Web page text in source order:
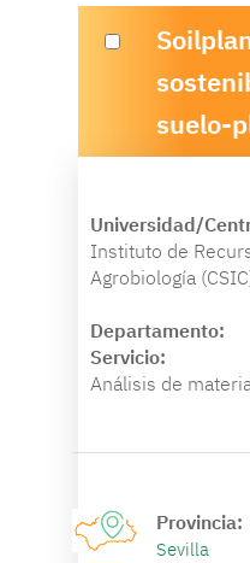
suelo-
Universidad/
Instituto de
Agrobiología
Departamento:
Servicio:
Análisis de
Provincia:
Sevilla